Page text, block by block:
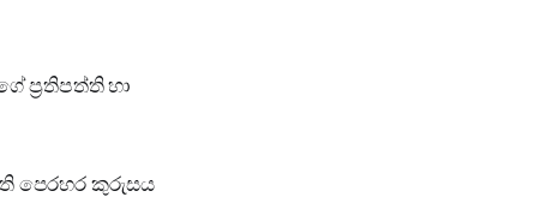
ප්‍රතිපත්ති හා
පෙරහර කුරුසය